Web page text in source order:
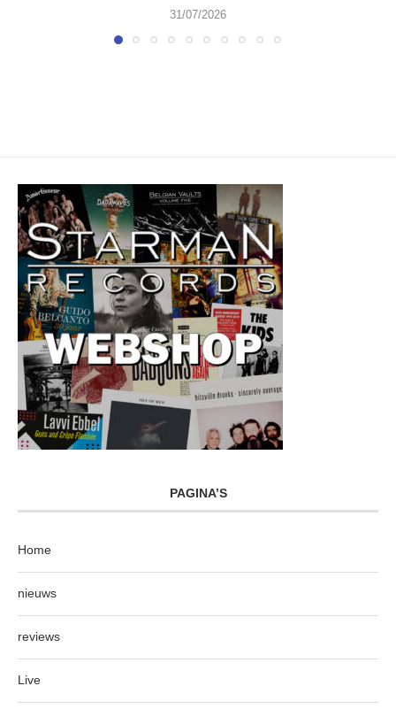
31/07/2026
PAGINA’S
Home
nieuws
reviews
Live